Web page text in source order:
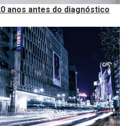
anos antes do diagnóstico